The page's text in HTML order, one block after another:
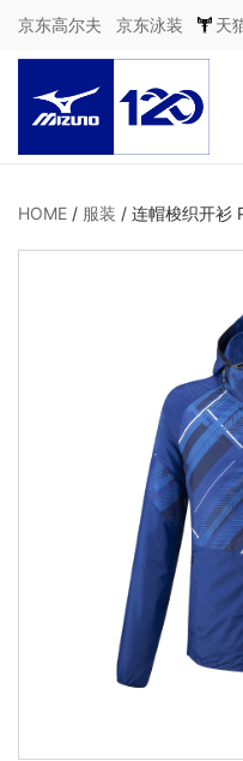
京东高尔夫 京东泳装 天
HOME / 服装 / 连帽梭织开衫